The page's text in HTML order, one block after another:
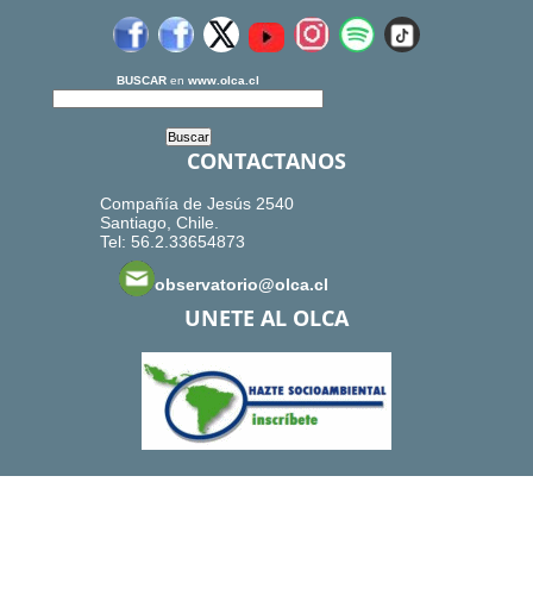
BUSCAR en www.olca.cl
CONTACTANOS
Compañía de Jesús 2540
Santiago, Chile.
Tel: 56.2.33654873
observatorio@olca.cl
UNETE AL OLCA